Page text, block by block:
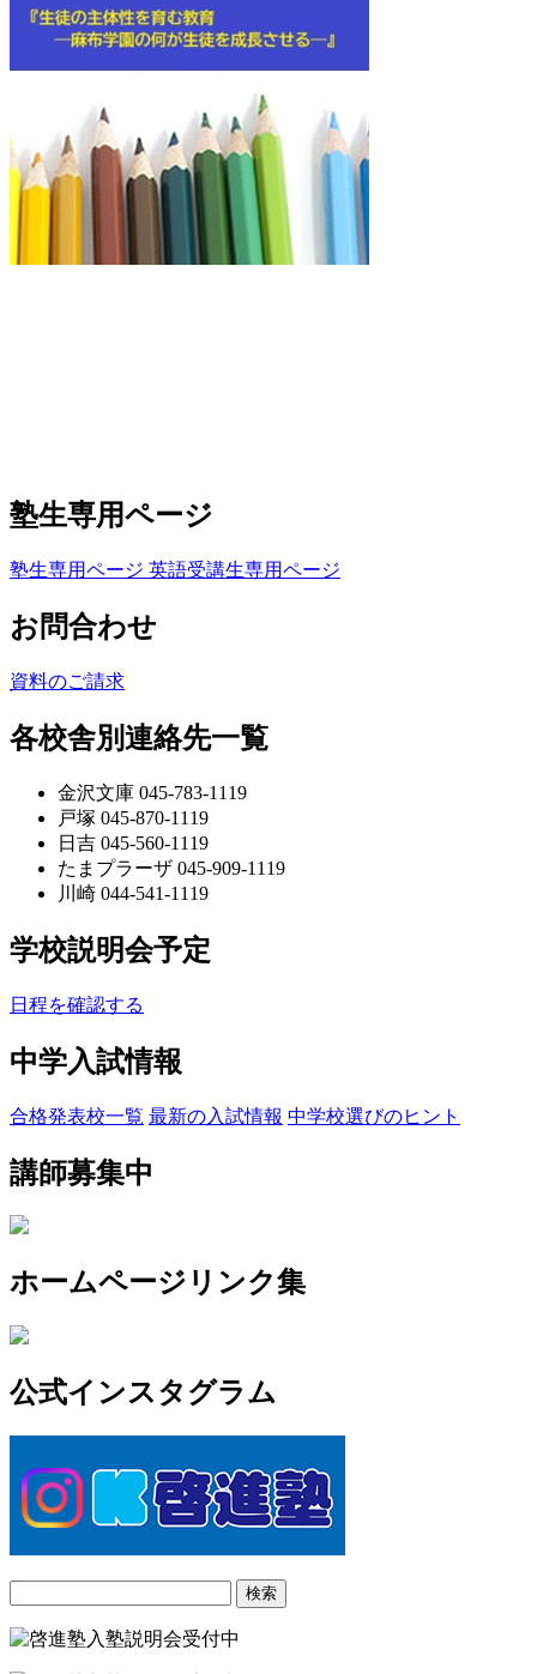
塾生専用ページ
塾生専用ページ 英語受講生専用ページ
お問合わせ
資料のご請求
各校舎別連絡先一覧
金沢文庫 045-783-1119
戸塚 045-870-1119
日吉 045-560-1119
たまプラーザ 045-909-1119
川崎 044-541-1119
学校説明会予定
日程を確認する
中学入試情報
合格発表校一覧 最新の入試情報 中学校選びのヒント
講師募集中
ホームページリンク集
公式インスタグラム